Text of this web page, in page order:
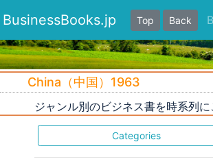
BusinessBooks.jp Top Back
China（中国）1963
ジャンル別のビジネス書を時系列に
Categories